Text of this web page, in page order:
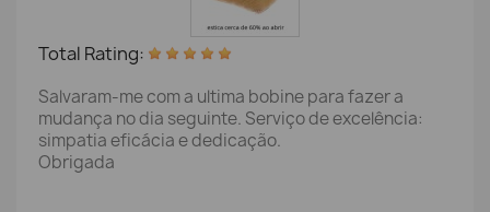
Total Rating:
Salvaram-me com a ultima bobine para fazer a
mudança no dia seguinte. Serviço de excelência:
simpatia eficácia e dedicação.
Obrigada